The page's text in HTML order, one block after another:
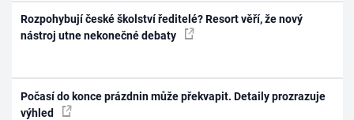
Rozpohybují české školství ředitelé? Resort věří, že nový
nástroj utne nekonečné debaty
Počasí do konce prázdnin může překvapit. Detaily prozrazuje
výhled